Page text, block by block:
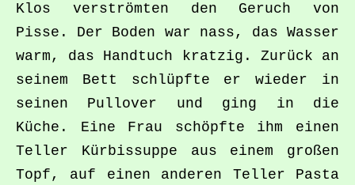
Klos verströmten den Geruch von
Pisse. Der Boden war nass, das Wasser
warm, das Handtuch kratzig. Zurück an
seinem Bett schlüpfte er wieder in
seinen Pullover und ging in die
Küche. Eine Frau schöpfte ihm einen
Teller Kürbissuppe aus einem großen
Topf, auf einen anderen Teller Pasta